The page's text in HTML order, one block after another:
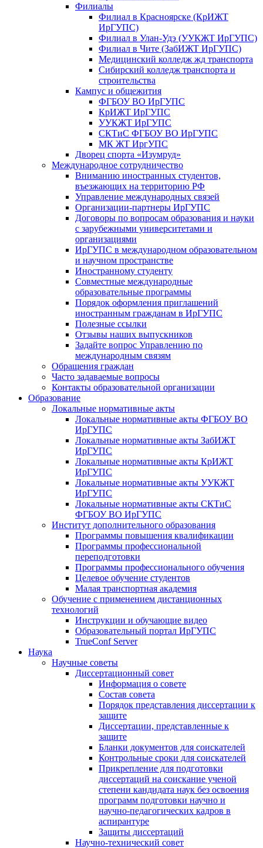
Филиалы
Филиал в Красноярске (КрИЖТ
ИрГУПС)
Филиал в Улан-Удэ (УУКЖТ ИрГУПС)
Филиал в Чите (ЗабИЖТ ИрГУПС)
Медицинский колледж жд транспорта
Сибирский колледж транспорта и
строительства
Кампус и общежития
ФГБОУ ВО ИрГУПС
КрИЖТ ИрГУПС
УУКЖТ ИрГУПС
СКТиС ФГБОУ ВО ИрГУПС
МК ЖТ ИргУПС
Дворец спорта «Изумруд»
Международное сотрудничество
Вниманию иностранных студентов,
въезжающих на территорию РФ
Управление международных связей
Организации-партнеры ИрГУПС
Договоры по вопросам образования и науки
с зарубежными университетами и
организациями
ИрГУПС в международном образовательном
и научном пространстве
Иностранному студенту
Совместные международные
образовательные программы
Порядок оформления приглашений
иностранным гражданам в ИрГУПС
Полезные ссылки
Отзывы наших выпускников
Задайте вопрос Управлению по
международным связям
Обращения граждан
Часто задаваемые вопросы
Контакты образовательной организации
Образование
Локальные нормативные акты
Локальные нормативные акты ФГБОУ ВО
ИрГУПС
Локальные нормативные акты ЗабИЖТ
ИрГУПС
Локальные нормативные акты КрИЖТ
ИрГУПС
Локальные нормативные акты УУКЖТ
ИрГУПС
Локальные нормативные акты СКТиС
ФГБОУ ВО ИрГУПС
Институт дополнительного образования
Программы повышения квалификации
Программы профессиональной
переподготовки
Программы профессионального обучения
Целевое обучение студентов
Малая транспортная академия
Обучение с применением дистанционных
технологий
Инструкции и обучающие видео
Образовательный портал ИрГУПС
TrueConf Server
Наука
Научные советы
Диссертационный совет
Информация о совете
Состав совета
Порядок представления диссертации к
защите
Диссертации, представленные к
защите
Бланки документов для соискателей
Контрольные сроки для соискателей
Прикрепление для подготовки
диссертаций на соискание ученой
степени кандидата наук без освоения
программ подготовки научно и
научно-педагогических кадров в
аспирантуре
Защиты диссертаций
Научно-технический совет